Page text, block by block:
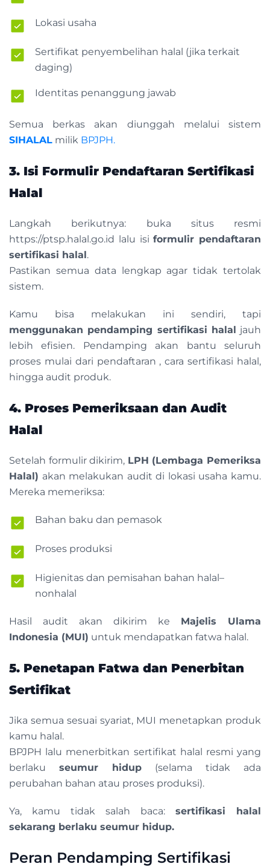
Lokasi usaha
Sertifikat penyembelihan halal (jika terkait
daging)
Identitas penanggung jawab
Semua berkas akan diunggah melalui sistem
SIHALAL milik BPJPH.
3. Isi Formulir Pendaftaran Sertifikasi
Halal
Langkah berikutnya: buka situs resmi
https://ptsp.halal.go.id lalu isiformulir pendaftaran
sertifikasi halal.
Pastikan semua data lengkap agar tidak tertolak
sistem.
Kamu bisa melakukan ini sendiri, tapi
menggunakan pendamping sertifikasi halal jauh
lebih efisien. Pendamping akan bantu seluruh
proses mulai dari pendaftaran , cara sertifikasi halal,
hingga audit produk.
4. Proses Pemeriksaan dan Audit
Halal
Setelah formulir dikirim, LPH (Lembaga Pemeriksa
Halal) akan melakukan audit di lokasi usaha kamu.
Mereka memeriksa:
Bahan baku dan pemasok
Proses produksi
Higienitas dan pemisahan bahan halal–
nonhalal
Hasil audit akan dikirim ke Majelis Ulama
Indonesia (MUI) untuk mendapatkan fatwa halal.
5. Penetapan Fatwa dan Penerbitan
Sertifikat
Jika semua sesuai syariat, MUI menetapkan produk
kamu halal.
BPJPH lalu menerbitkan sertifikat halal resmi yang
berlaku seumur hidup (selama tidak ada
perubahan bahan atau proses produksi).
Ya, kamu tidak salah baca: sertifikasi halal
sekarang berlaku seumur hidup.
Peran Pendamping Sertifikasi